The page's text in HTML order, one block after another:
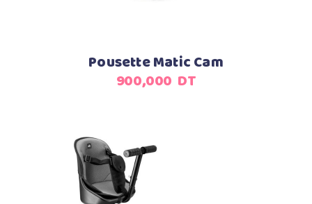
Pousette Matic Cam
900,000 DT